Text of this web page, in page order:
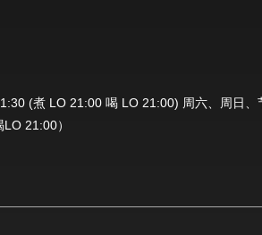
(煮 LO 21:00 喝 LO 21:00) 周六、周日
21:00）